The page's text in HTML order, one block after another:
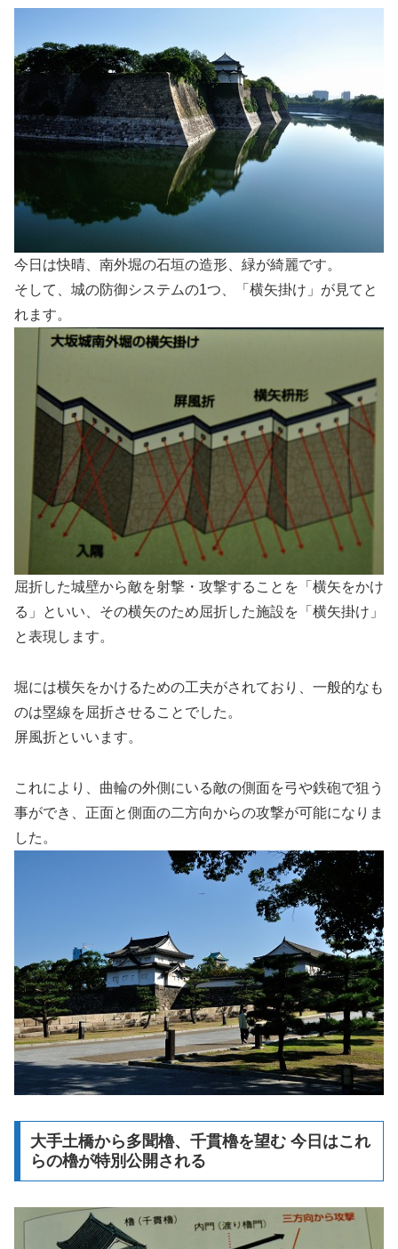
今日は快晴、南外堀の石垣の造形、緑が綺麗です。
そして、城の防御システムの1つ、「横矢掛け」が見てと
れます。
屈折した城壁から敵を射撃・攻撃することを「横矢をかけ
る」といい、その横矢のため屈折した施設を「横矢掛け」
と表現します。
堀には横矢をかけるための工夫がされており、一般的なも
のは塁線を屈折させることでした。
屏風折といいます。
これにより、曲輪の外側にいる敵の側面を弓や鉄砲で狙う
事ができ、正面と側面の二方向からの攻撃が可能になりま
した。
大手土橋から多聞櫓、千貫櫓を望む 今日はこれ
らの櫓が特別公開される